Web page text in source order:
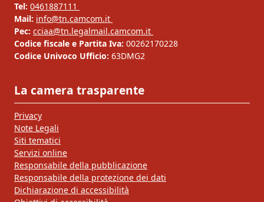
Tel: 0461887111
Mail: info@tn.camcom.it
Pec: cciaa@tn.legalmail.camcom.it
Codice fiscale e Partita Iva: 00262170228
Codice Univoco Ufficio: 63DMG2
La camera trasparente
Privacy
Note Legali
Siti tematici
Servizi online
Responsabile della pubblicazione
Responsabile della protezione dei dati
Dichiarazione di accessibilità